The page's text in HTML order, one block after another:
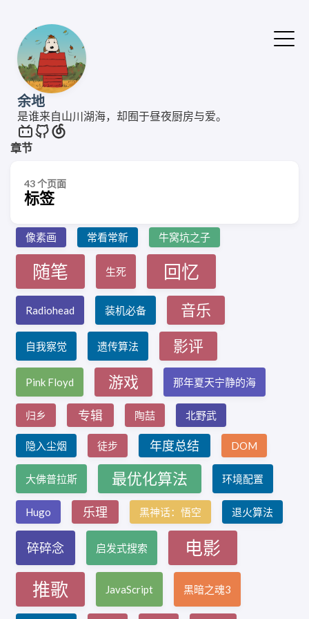
余地
是谁来自山川湖海，却囿于昼夜厨房与爱。
章节
43 个页面
标签
像素画 常看常新 牛窝坑之子
随笔 生死 回忆
Radiohead 装机必备 音乐
自我察觉 遗传算法 影评
Pink Floyd 游戏 那年夏天宁静的海
归乡 专辑 陶喆 北野武
隐入尘烟 徒步 年度总结 DOM
大佛普拉斯 最优化算法 环境配置
Hugo 乐理 黑神话：悟空 退火算法
碎碎念 启发式搜索
电影
推歌
JavaScript 黑暗之魂3